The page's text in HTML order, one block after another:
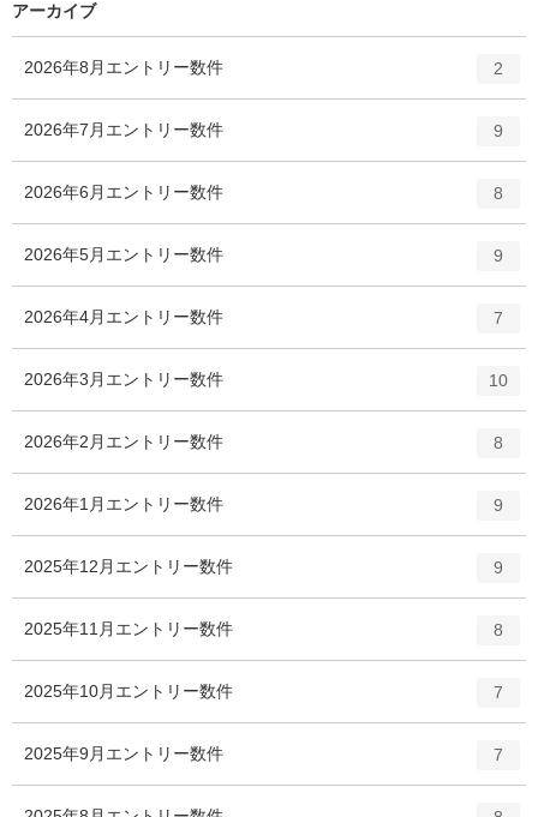
アーカイブ
2026年8月 エントリー数 2
件
2026年7月 エントリー数 9
件
2026年6月 エントリー数 8
件
2026年5月 エントリー数 9
件
2026年4月 エントリー数 7
件
2026年3月 エントリー数 10
件
2026年2月 エントリー数 8
件
2026年1月 エントリー数 9
件
2025年12月 エントリー数 9
件
2025年11月 エントリー数 8
件
2025年10月 エントリー数 7
件
2025年9月 エントリー数 7
件